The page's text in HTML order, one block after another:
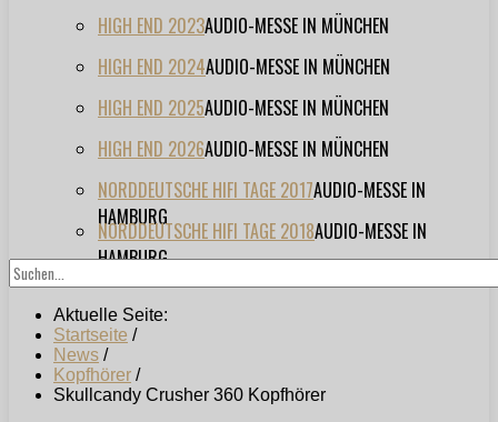
HIGH END 2023AUDIO-MESSE IN MÜNCHEN
HIGH END 2024AUDIO-MESSE IN MÜNCHEN
HIGH END 2025AUDIO-MESSE IN MÜNCHEN
HIGH END 2026AUDIO-MESSE IN MÜNCHEN
NORDDEUTSCHE HIFI TAGE 2017AUDIO-MESSE IN
HAMBURG
NORDDEUTSCHE HIFI TAGE 2018AUDIO-MESSE IN
HAMBURG
Aktuelle Seite:
Startseite /
News /
Kopfhörer /
Skullcandy Crusher 360 Kopfhörer